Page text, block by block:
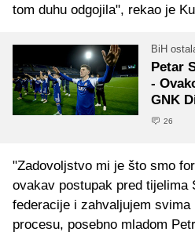
tom duhu odgojila", rekao je
BiH
Petar
-
GNK
26
"Zadovoljstvo mi je što smo
ovakav postupak pred tijelima
federacije i zahvaljujem
procesu, posebno mladom